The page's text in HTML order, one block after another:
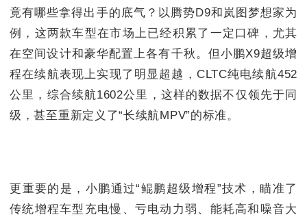
竟有哪些拿得出手的底气？以腾势D9和岚图梦想家为
例，这两款车型在市场上已经积累了一定口碑，尤其
在空间设计和豪华配置上各有千秋。但小鹏X9超级增
程在续航表现上实现了明显超越，CLTC纯电续航452
公里，综合续航1602公里，这样的数据不仅领先于同
级，甚至重新定义了“长续航MPV”的标准。
更重要的是，小鹏通过“鲲鹏超级增程”技术，瞄准了
传统增程车型充电慢、亏电动力弱、能耗高和噪音大